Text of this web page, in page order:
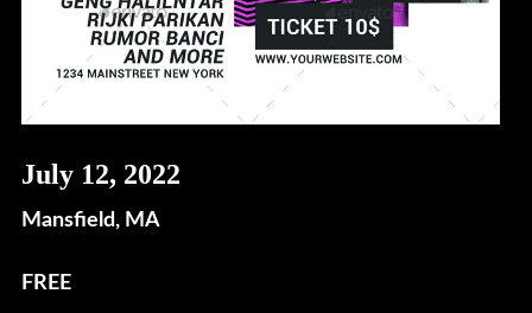
July 12, 2022
Mansfield, MA
FREE